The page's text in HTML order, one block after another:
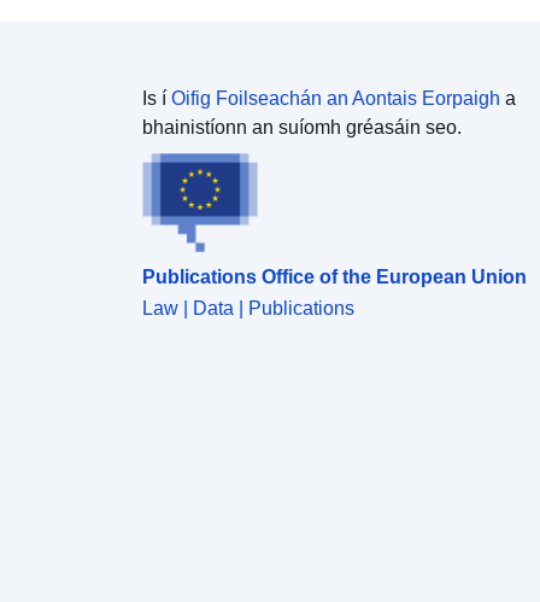
Is í Oifig Foilseachán an Aontais Eorpaigh a
bhainistíonn an suíomh gréasáin seo.
Publications Office of the European Union
Law | Data | Publications